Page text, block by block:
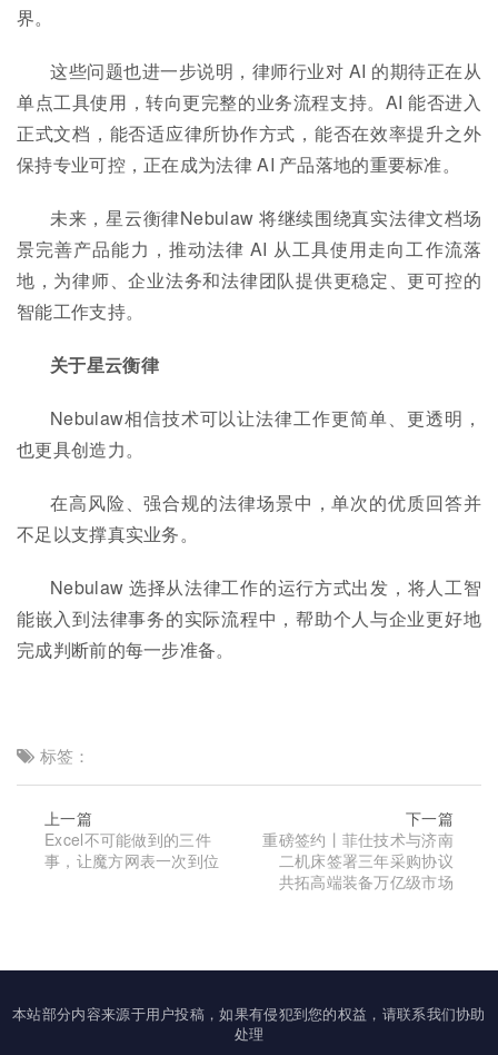
界。
这些问题也进一步说明，律师行业对 AI 的期待正在从
单点工具使用，转向更完整的业务流程支持。AI 能否进入
正式文档，能否适应律所协作方式，能否在效率提升之外
保持专业可控，正在成为法律 AI 产品落地的重要标准。
未来，星云衡律Nebulaw 将继续围绕真实法律文档场
景完善产品能力，推动法律 AI 从工具使用走向工作流落
地，为律师、企业法务和法律团队提供更稳定、更可控的
智能工作支持。
关于星云衡律
Nebulaw相信技术可以让法律工作更简单、更透明，
也更具创造力。
在高风险、强合规的法律场景中，单次的优质回答并
不足以支撑真实业务。
Nebulaw 选择从法律工作的运行方式出发，将人工智
能嵌入到法律事务的实际流程中，帮助个人与企业更好地
完成判断前的每一步准备。
标签：
上一篇
Excel不可能做到的三件
事，让魔方网表一次到位
下一篇
重磅签约丨菲仕技术与济南
二机床签署三年采购协议
共拓高端装备万亿级市场
本站部分内容来源于用户投稿，如果有侵犯到您的权益，请联系我们协助
处理